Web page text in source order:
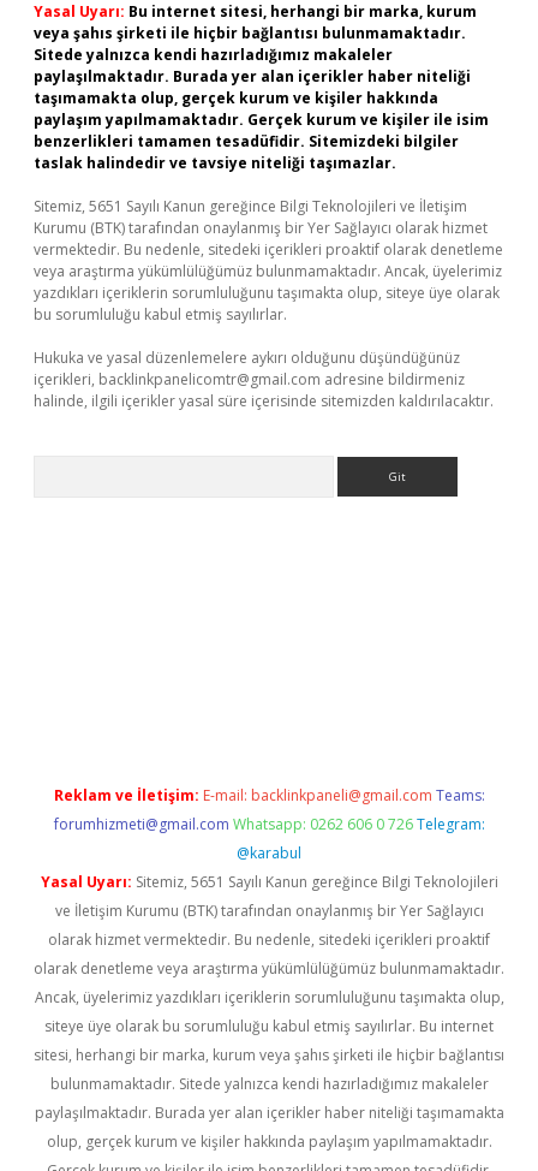
Yasal Uyarı: Bu internet sitesi, herhangi bir marka, kurum
veya şahıs şirketi ile hiçbir bağlantısı bulunmamaktadır.
Sitede yalnızca kendi hazırladığımız makaleler
paylaşılmaktadır. Burada yer alan içerikler haber niteliği
taşımamakta olup, gerçek kurum ve kişiler hakkında
paylaşım yapılmamaktadır. Gerçek kurum ve kişiler ile isim
benzerlikleri tamamen tesadüfidir. Sitemizdeki bilgiler
taslak halindedir ve tavsiye niteliği taşımazlar.
Sitemiz, 5651 Sayılı Kanun gereğince Bilgi Teknolojileri ve İletişim
Kurumu (BTK) tarafından onaylanmış bir Yer Sağlayıcı olarak hizmet
vermektedir. Bu nedenle, sitedeki içerikleri proaktif olarak denetleme
veya araştırma yükümlülüğümüz bulunmamaktadır. Ancak, üyelerimiz
yazdıkları içeriklerin sorumluluğunu taşımakta olup, siteye üye olarak
bu sorumluluğu kabul etmiş sayılırlar.
Hukuka ve yasal düzenlemelere aykırı olduğunu düşündüğünüz
içerikleri, backlinkpanelicomtr@gmail.com adresine bildirmeniz
halinde, ilgili içerikler yasal süre içerisinde sitemizden kaldırılacaktır.
Reklam ve İletişim: E-mail: backlinkpaneli@gmail.com Teams:
forumhizmeti@gmail.com Whatsapp: 0262 606 0 726 Telegram:
@karabul
Yasal Uyarı: Sitemiz, 5651 Sayılı Kanun gereğince Bilgi Teknolojileri
ve İletişim Kurumu (BTK) tarafından onaylanmış bir Yer Sağlayıcı
olarak hizmet vermektedir. Bu nedenle, sitedeki içerikleri proaktif
olarak denetleme veya araştırma yükümlülüğümüz bulunmamaktadır.
Ancak, üyelerimiz yazdıkları içeriklerin sorumluluğunu taşımakta olup,
siteye üye olarak bu sorumluluğu kabul etmiş sayılırlar. Bu internet
sitesi, herhangi bir marka, kurum veya şahıs şirketi ile hiçbir bağlantısı
bulunmamaktadır. Sitede yalnızca kendi hazırladığımız makaleler
paylaşılmaktadır. Burada yer alan içerikler haber niteliği taşımamakta
olup, gerçek kurum ve kişiler hakkında paylaşım yapılmamaktadır.